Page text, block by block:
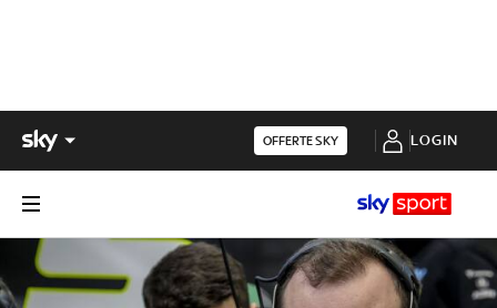
OFFERTE SKY LOGIN